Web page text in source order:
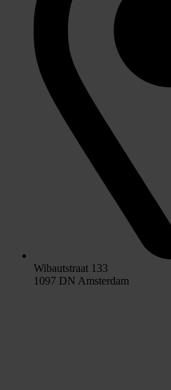
Wibautstraat 133
1097 DN Amsterdam